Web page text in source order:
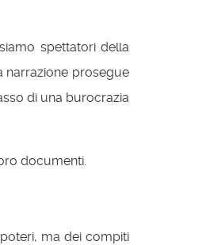
spettatori della
narrazione prosegue
di una burocrazia
documenti.
ma dei compiti